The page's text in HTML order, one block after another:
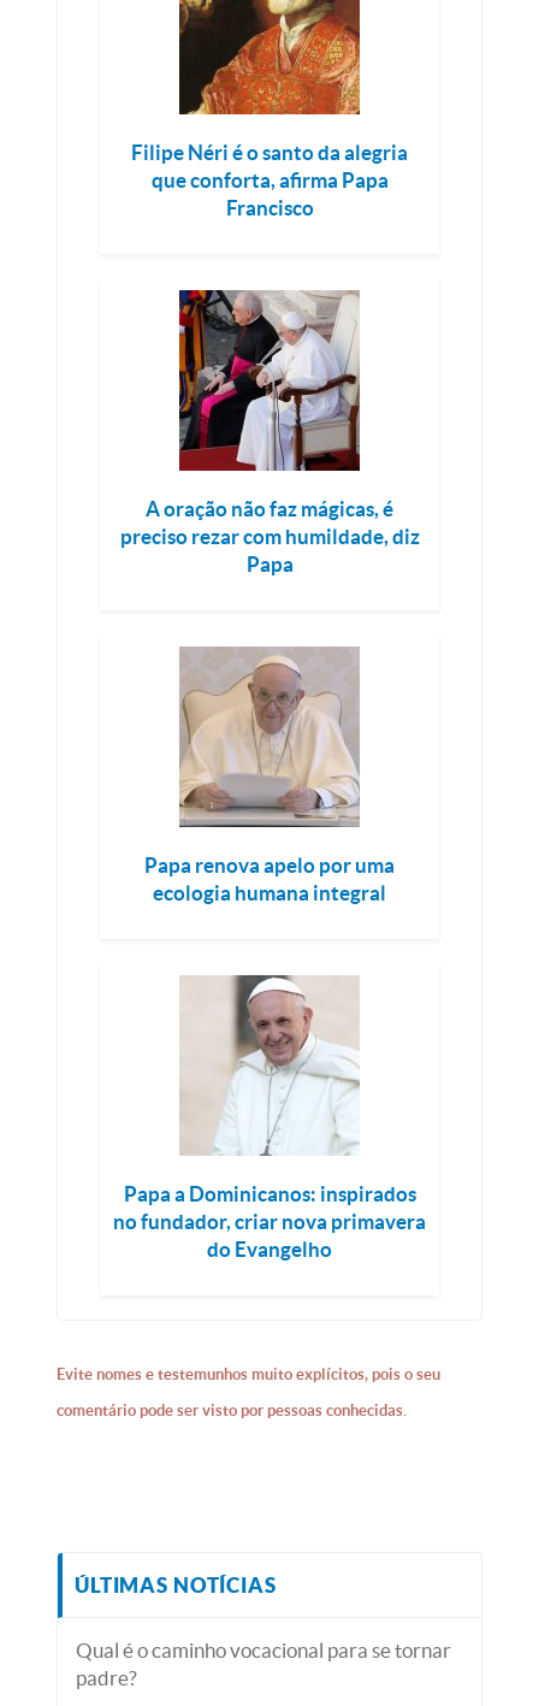
Filipe Néri é o santo da alegria
que conforta, afirma Papa
Francisco
A oração não faz mágicas, é
preciso rezar com humildade, diz
Papa
Papa renova apelo por uma
ecologia humana integral
Papa a Dominicanos: inspirados
no fundador, criar nova primavera
do Evangelho
Evite nomes e testemunhos muito explícitos, pois o seu
comentário pode ser visto por pessoas conhecidas.
ÚLTIMAS NOTÍCIAS
Qual é o caminho vocacional para se tornar
padre?